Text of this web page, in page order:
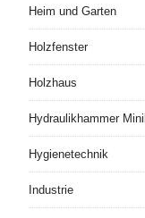
Heim und Garten
Holzfenster
Holzhaus
Hydraulikhammer
Hygienetechnik
Industrie